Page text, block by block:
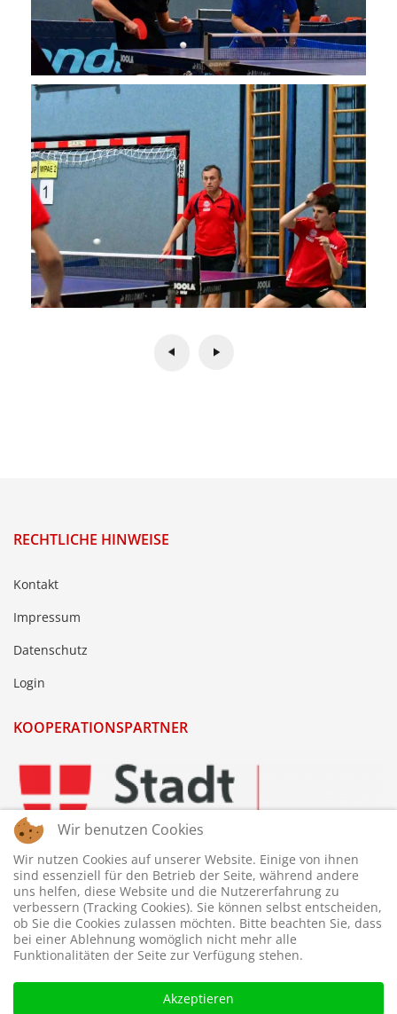
RECHTLICHE HINWEISE
Kontakt
Impressum
Datenschutz
Login
KOOPERATIONSPARTNER
Wir benutzen Cookies
Wir nutzen Cookies auf unserer Website. Einige von ihnen
sind essenziell für den Betrieb der Seite, während andere
uns helfen, diese Website und die Nutzererfahrung zu
verbessern (Tracking Cookies). Sie können selbst entscheiden,
ob Sie die Cookies zulassen möchten. Bitte beachten Sie, dass
bei einer Ablehnung womöglich nicht mehr alle
Funktionalitäten der Seite zur Verfügung stehen.
Akzeptieren